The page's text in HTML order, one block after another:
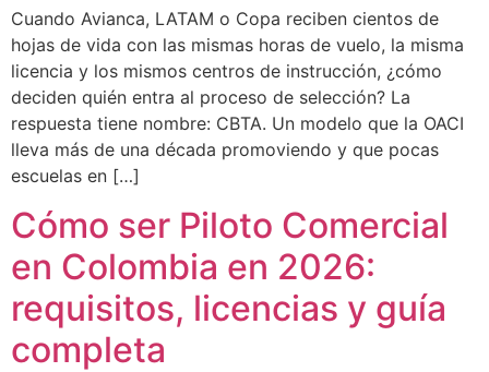
Cuando Avianca, LATAM o Copa reciben cientos de
hojas de vida con las mismas horas de vuelo, la misma
licencia y los mismos centros de instrucción, ¿cómo
deciden quién entra al proceso de selección? La
respuesta tiene nombre: CBTA. Un modelo que la OACI
lleva más de una década promoviendo y que pocas
escuelas en […]
Cómo ser Piloto Comercial
en Colombia en 2026:
requisitos, licencias y guía
completa